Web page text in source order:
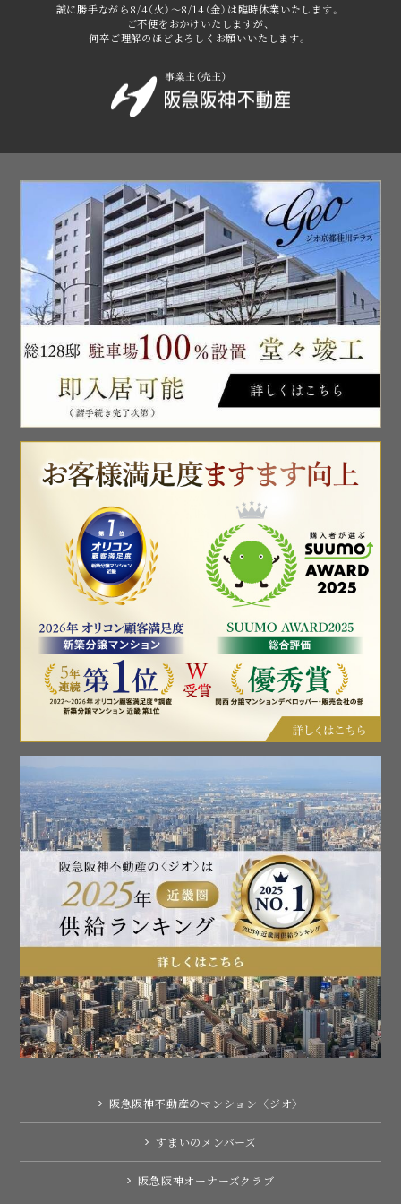
誠に勝手ながら8/4（火）～8/14（金）は臨時休業いたします。
ご不便をおかけいたしますが、
何卒ご理解のほどよろしくお願いいたします。
阪急阪神不動産のマンション〈ジオ〉
すまいのメンバーズ
阪急阪神オーナーズクラブ